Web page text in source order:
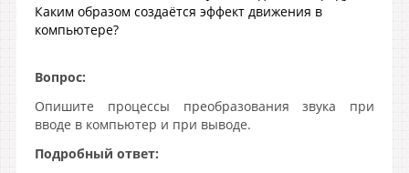
Каким образом создаётся эффект движения в
компьютере?
Вопрос:
Опишите процессы преобразования звука при
вводе в компьютер и при выводе.
Подробный ответ: